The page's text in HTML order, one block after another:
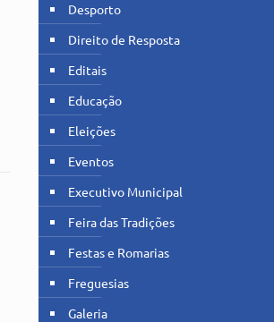
Desporto
Direito de Resposta
Editais
Educação
Eleições
Eventos
Executivo Municipal
Feira das Tradições
Festas e Romarias
Freguesias
Galeria